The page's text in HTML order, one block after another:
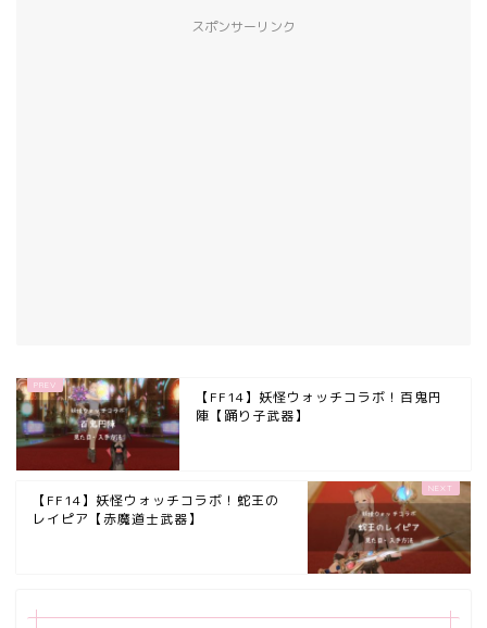
スポンサーリンク
【FF14】妖怪ウォッチコラボ！百鬼円
陣【踊り子武器】
【FF14】妖怪ウォッチコラボ！蛇王の
レイピア【赤魔道士武器】